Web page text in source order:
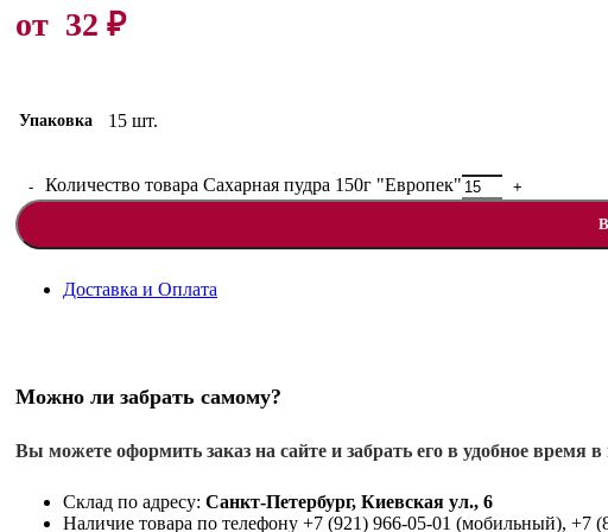
от 32 ₽
Упаковка 15 шт.
Количество товара Сахарная пудра 150г "Европек"
Доставка и Оплата
Можно ли забрать самому?
Вы можете оформить заказ на сайте и забрать его в удобное время
Склад по адресу: Санкт-Петербург, Киевская ул., 6
Наличие товара по телефону +7 (921) 966-05-01 (мобильный), +7